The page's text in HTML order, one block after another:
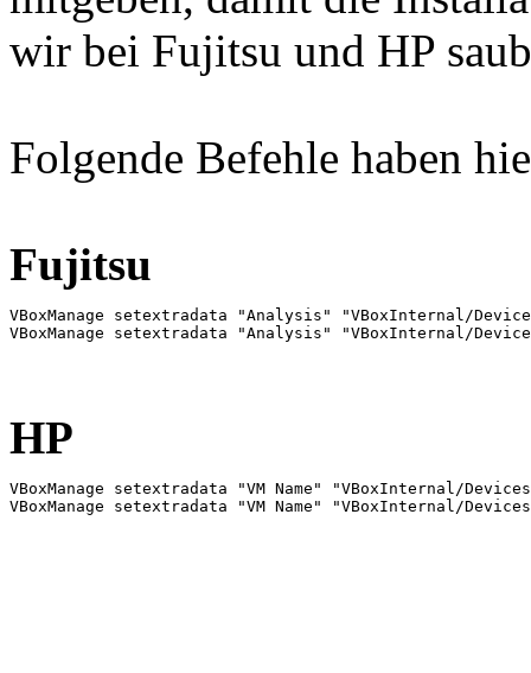
wir bei Fujitsu und HP
Folgende Befehle haben
Fujitsu
VBoxManage setextradata "Analysis" "VBoxInternal/
VBoxManage setextradata "Analysis" "VBoxInternal/
HP
VBoxManage setextradata "VM Name" "VBoxInternal/
VBoxManage setextradata "VM Name" "VBoxInternal/